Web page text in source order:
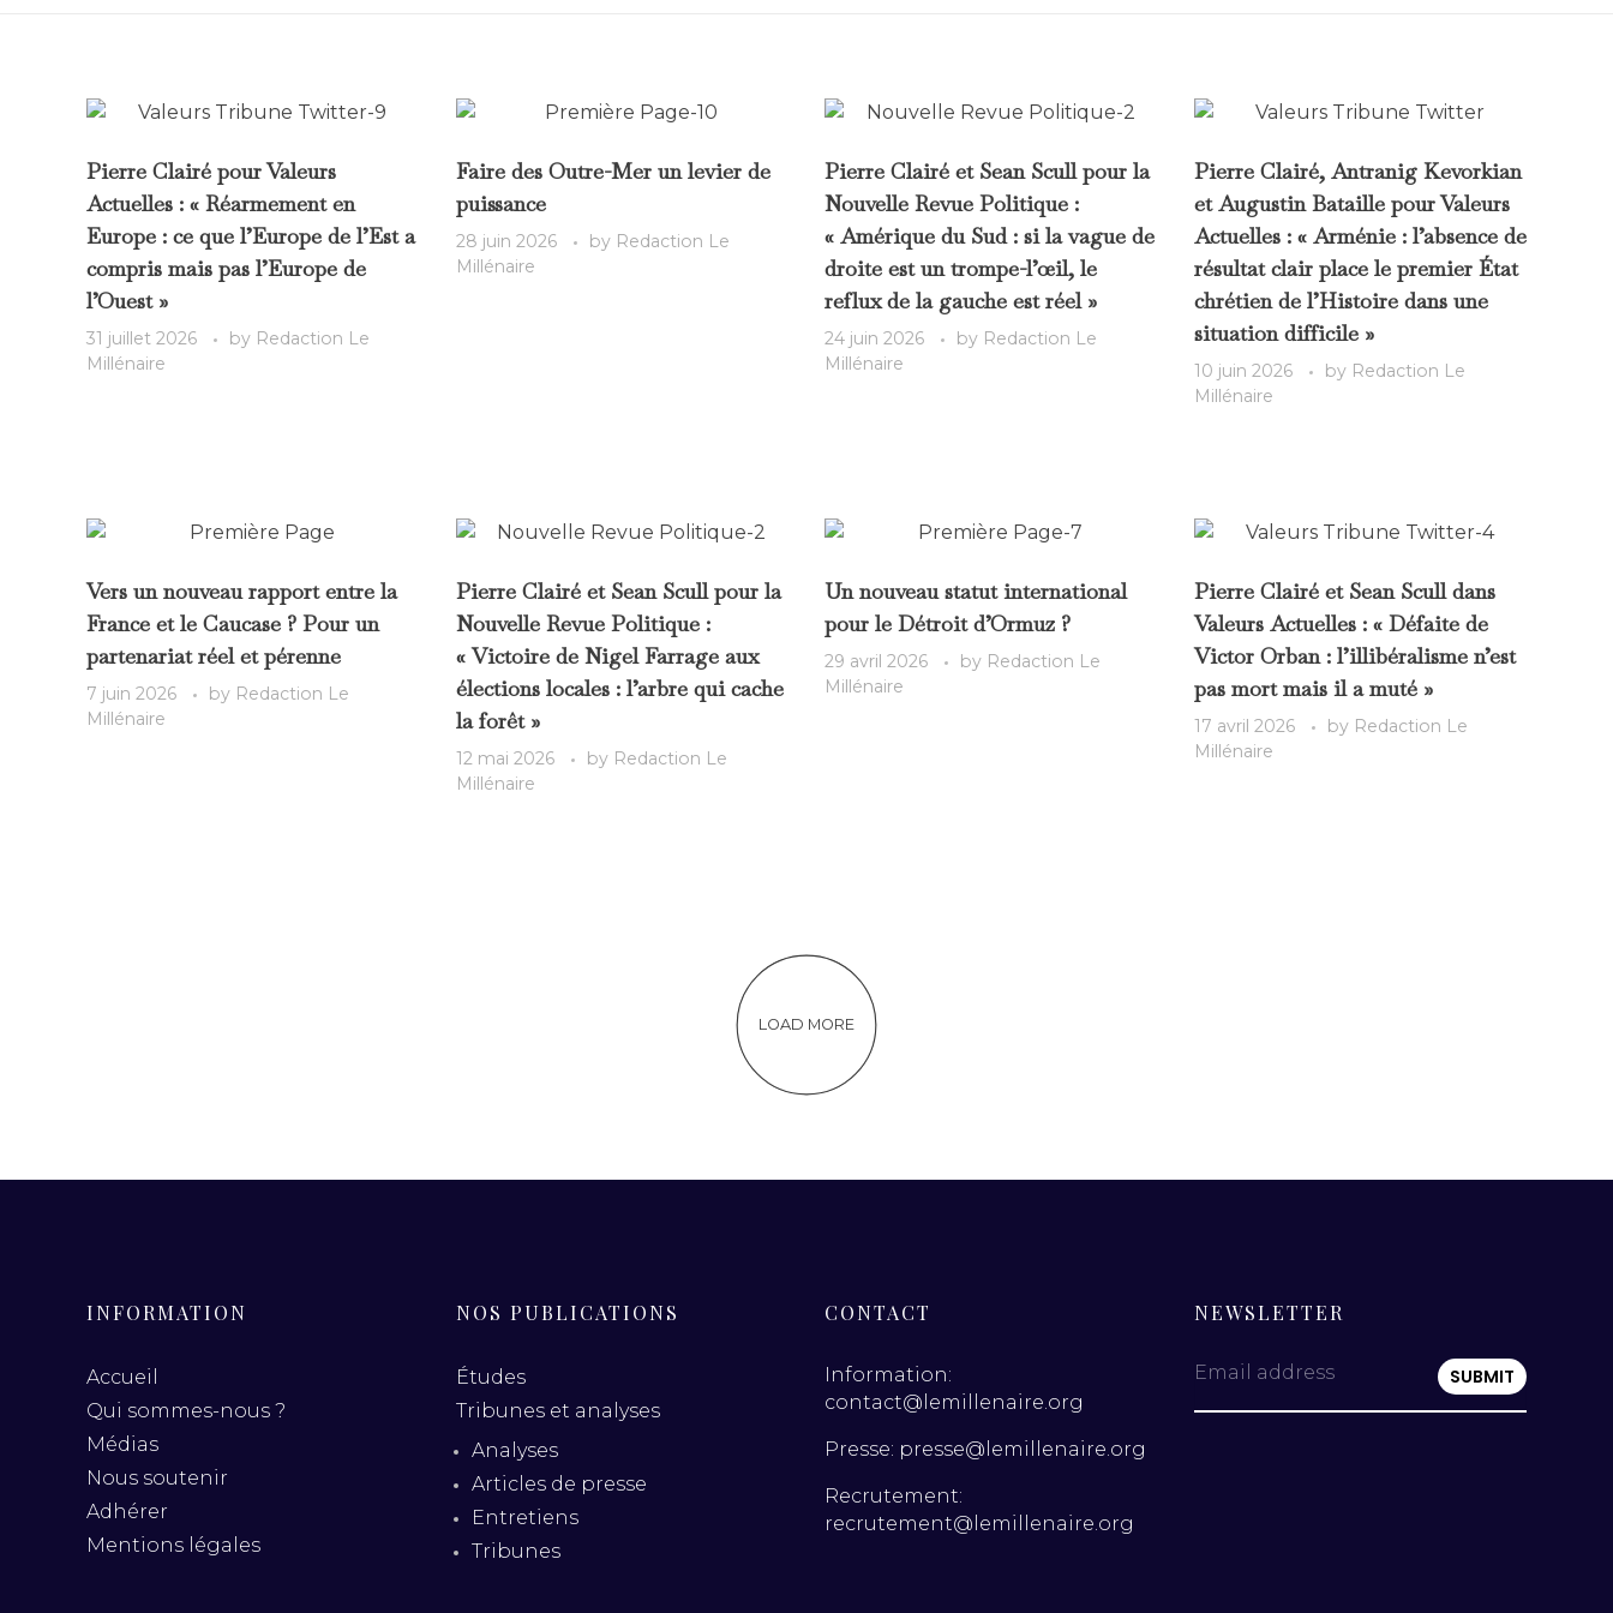
Pierre Clairé pour Valeurs
Actuelles : « Réarmement en
Europe : ce que l’Europe de l’Est a
compris mais pas l’Europe de
l’Ouest »
31 juillet 2026 by Redaction Le
Millénaire
Faire des Outre-Mer un levier de
puissance
28 juin 2026 by Redaction Le
Millénaire
Pierre Clairé et Sean Scull pour la
Nouvelle Revue Politique :
« Amérique du Sud : si la vague de
droite est un trompe-l’œil, le
reflux de la gauche est réel »
24 juin 2026 by Redaction Le
Millénaire
Pierre Clairé, Antranig Kevorkian
et Augustin Bataille pour Valeurs
Actuelles : « Arménie : l’absence de
résultat clair place le premier État
chrétien de l’Histoire dans une
situation difficile »
10 juin 2026 by Redaction Le
Millénaire
Vers un nouveau rapport entre la
France et le Caucase ? Pour un
partenariat réel et pérenne
7 juin 2026 by Redaction Le
Millénaire
Pierre Clairé et Sean Scull pour la
Nouvelle Revue Politique :
« Victoire de Nigel Farrage aux
élections locales : l’arbre qui cache
la forêt »
12 mai 2026 by Redaction Le
Millénaire
Un nouveau statut international
pour le Détroit d’Ormuz ?
29 avril 2026 by Redaction Le
Millénaire
Pierre Clairé et Sean Scull dans
Valeurs Actuelles : « Défaite de
Victor Orban : l’illibéralisme n’est
pas mort mais il a muté »
17 avril 2026 by Redaction Le
Millénaire
LOAD MORE
INFORMATION
Accueil
Qui sommes-nous ?
Médias
Nous soutenir
Adhérer
Mentions légales
NOS PUBLICATIONS
Études
Tribunes et analyses
Analyses
Articles de presse
Entretiens
Tribunes
CONTACT
Information:
contact@lemillenaire.org
Presse: presse@lemillenaire.org
Recrutement:
recrutement@lemillenaire.org
NEWSLETTER
Email address